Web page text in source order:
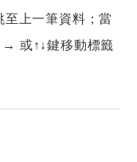
至上一筆資料；當
或↑↓鍵移動標籤